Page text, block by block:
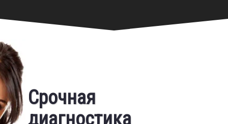
Срочная
диагностика
Замена экрана
ноутбука